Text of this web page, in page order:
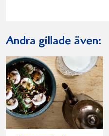
Andra gillade även: